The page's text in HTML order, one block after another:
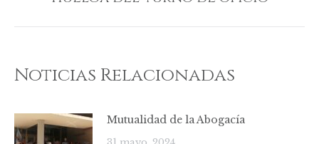
Noticias Relacionadas
Mutualidad de la Abogacía